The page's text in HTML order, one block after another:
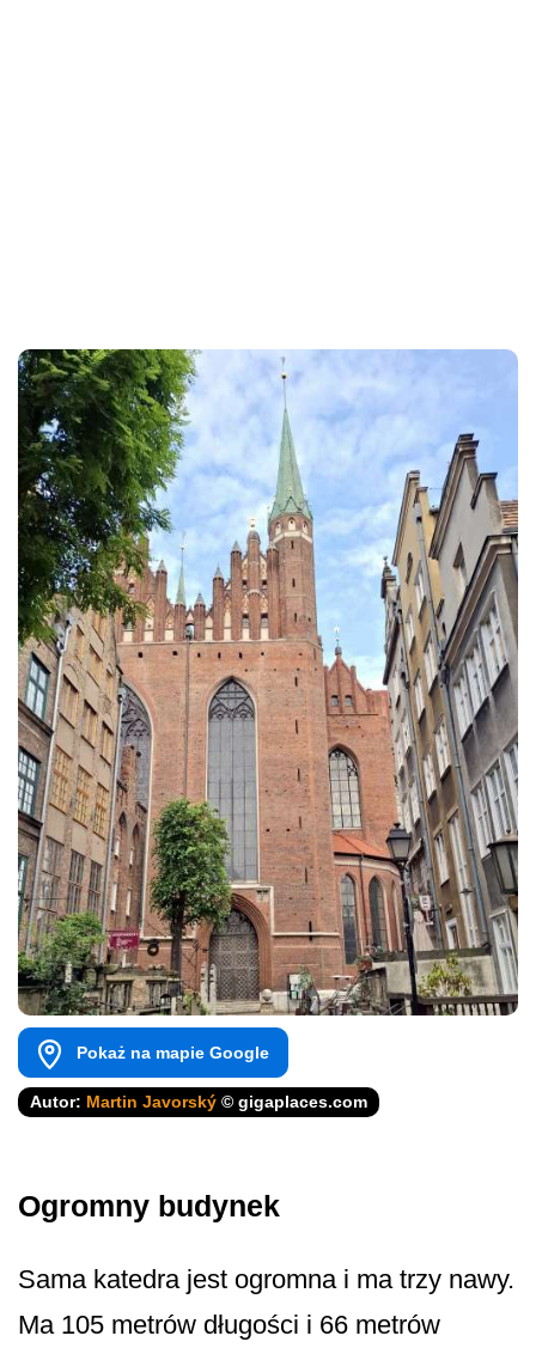
Pokaż na mapie Google
Autor: Martin Javorský © gigaplaces.com
Ogromny budynek
Sama katedra jest ogromna i ma trzy nawy.
Ma 105 metrów długości i 66 metrów